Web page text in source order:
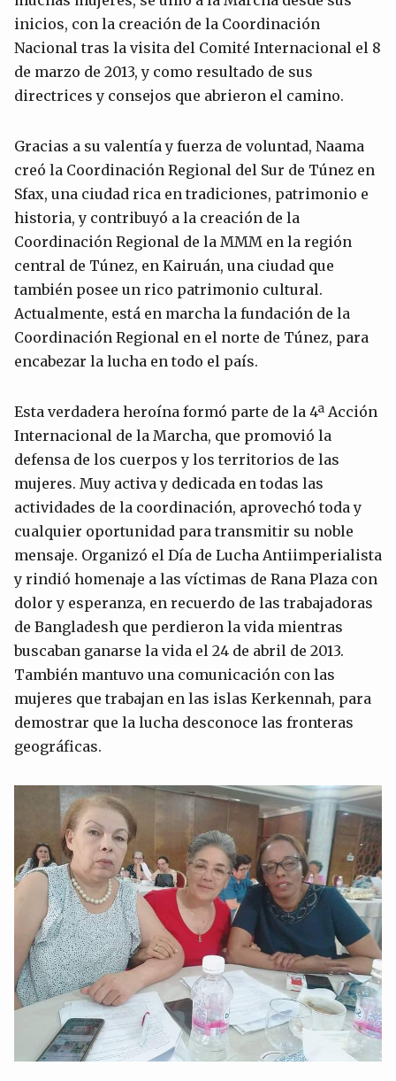
inicios, con la creación de la Coordinación
Nacional tras la visita del Comité Internacional el 8
de marzo de 2013, y como resultado de sus
directrices y consejos que abrieron el camino.
Gracias a su valentía y fuerza de voluntad, Naama
creó la Coordinación Regional del Sur de Túnez en
Sfax, una ciudad rica en tradiciones, patrimonio e
historia, y contribuyó a la creación de la
Coordinación Regional de la MMM en la región
central de Túnez, en Kairuán, una ciudad que
también posee un rico patrimonio cultural.
Actualmente, está en marcha la fundación de la
Coordinación Regional en el norte de Túnez, para
encabezar la lucha en todo el país.
Esta verdadera heroína formó parte de la 4ª Acción
Internacional de la Marcha, que promovió la
defensa de los cuerpos y los territorios de las
mujeres. Muy activa y dedicada en todas las
actividades de la coordinación, aprovechó toda y
cualquier oportunidad para transmitir su noble
mensaje. Organizó el Día de Lucha Antiimperialista
y rindió homenaje a las víctimas de Rana Plaza con
dolor y esperanza, en recuerdo de las trabajadoras
de Bangladesh que perdieron la vida mientras
buscaban ganarse la vida el 24 de abril de 2013.
También mantuvo una comunicación con las
mujeres que trabajan en las islas Kerkennah, para
demostrar que la lucha desconoce las fronteras
geográficas.